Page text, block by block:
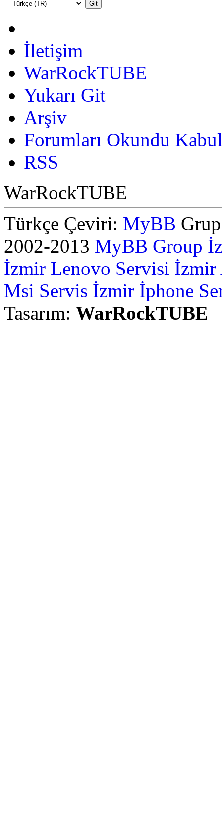
İletişim
WarRockTUBE
Yukarı Git
Arşiv
Forumları Okundu
RSS
WarRockTUBE
Türkçe Çeviri: MyBB
2002-2013 MyBB Group
İzmir Lenovo Servisi İzmir
Msi Servis İzmir İphone
Tasarım: WarRockTUBE